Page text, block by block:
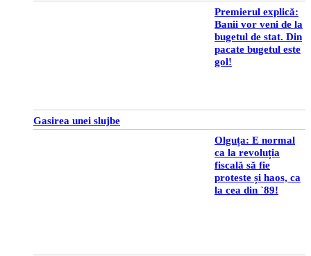
Premierul explică:
Banii vor veni de la
bugetul de stat. Din
pacate bugetul este
gol!
Gasirea unei slujbe
Olguța: E normal
ca la revoluția
fiscală să fie
proteste și haos, ca
la cea din `89!